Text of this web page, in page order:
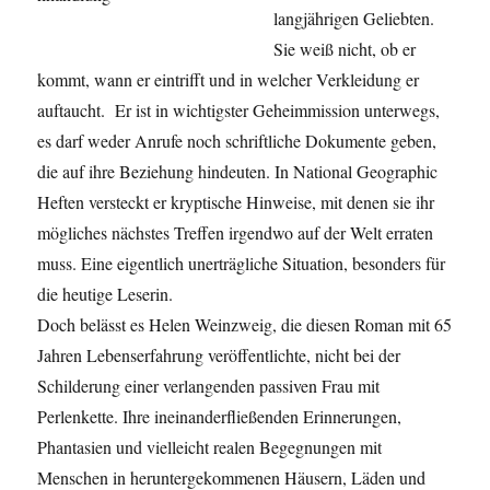
langjährigen Geliebten.
Sie weiß nicht, ob er
kommt, wann er eintrifft und in welcher Verkleidung er
auftaucht. Er ist in wichtigster Geheimmission unterwegs,
es darf weder Anrufe noch schriftliche Dokumente geben,
die auf ihre Beziehung hindeuten. In National Geographic
Heften versteckt er kryptische Hinweise, mit denen sie ihr
mögliches nächstes Treffen irgendwo auf der Welt erraten
muss. Eine eigentlich unerträgliche Situation, besonders für
die heutige Leserin.
Doch belässt es Helen Weinzweig, die diesen Roman mit 65
Jahren Lebenserfahrung veröffentlichte, nicht bei der
Schilderung einer verlangenden passiven Frau mit
Perlenkette. Ihre ineinanderfließenden Erinnerungen,
Phantasien und vielleicht realen Begegnungen mit
Menschen in heruntergekommenen Häusern, Läden und